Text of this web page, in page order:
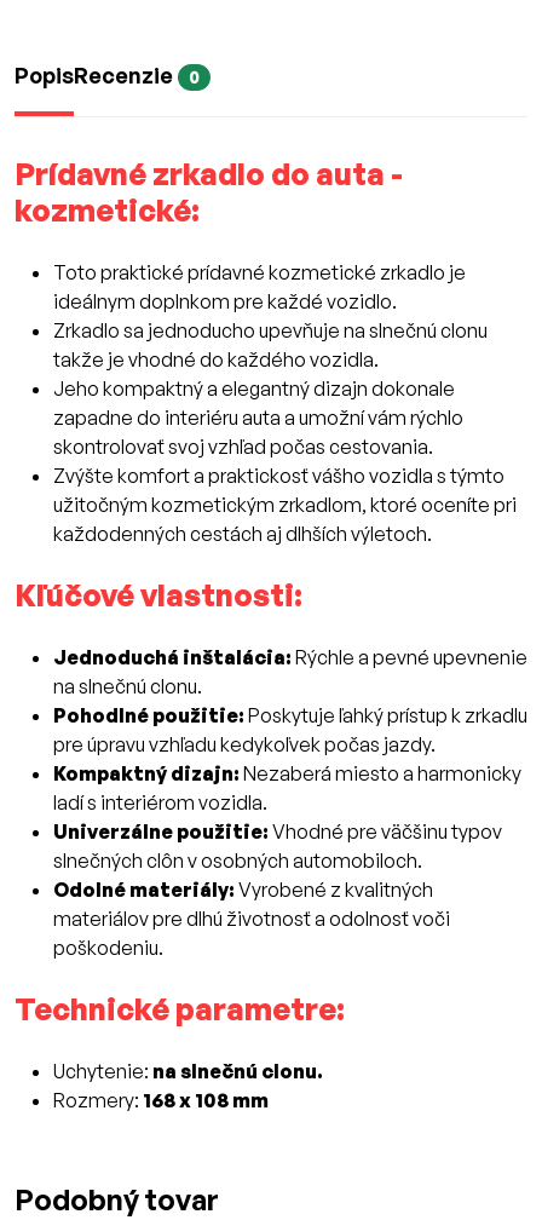
PopisRecenzie 0
Prídavné zrkadlo do auta -
kozmetické:
Toto praktické prídavné kozmetické zrkadlo je
ideálnym doplnkom pre každé vozidlo.
Zrkadlo sa jednoducho upevňuje na slnečnú clonu
takže je vhodné do každého vozidla.
Jeho kompaktný a elegantný dizajn dokonale
zapadne do interiéru auta a umožní vám rýchlo
skontrolovať svoj vzhľad počas cestovania.
Zvýšte komfort a praktickosť vášho vozidla s týmto
užitočným kozmetickým zrkadlom, ktoré oceníte pri
každodenných cestách aj dlhších výletoch.
Kľúčové vlastnosti:
Jednoduchá inštalácia: Rýchle a pevné upevnenie
na slnečnú clonu.
Pohodlné použitie: Poskytuje ľahký prístup k zrkadlu
pre úpravu vzhľadu kedykoľvek počas jazdy.
Kompaktný dizajn: Nezaberá miesto a harmonicky
ladí s interiérom vozidla.
Univerzálne použitie: Vhodné pre väčšinu typov
slnečných clôn v osobných automobiloch.
Odolné materiály: Vyrobené z kvalitných
materiálov pre dlhú životnosť a odolnosť voči
poškodeniu.
Technické parametre:
Uchytenie: na slnečnú clonu.
Rozmery: 168 x 108 mm
Podobný tovar